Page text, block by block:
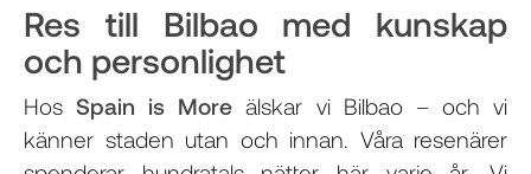
Res till Bilbao med kunskap
och personlighet
HosSpain is More älskar vi Bilbao – och vi
känner staden utan och innan. Våra resenärer